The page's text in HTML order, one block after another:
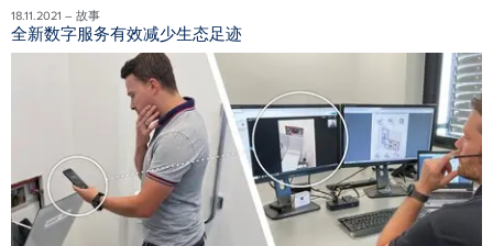
18.11.2021 – 故事
全新数字服务有效减少生态足迹